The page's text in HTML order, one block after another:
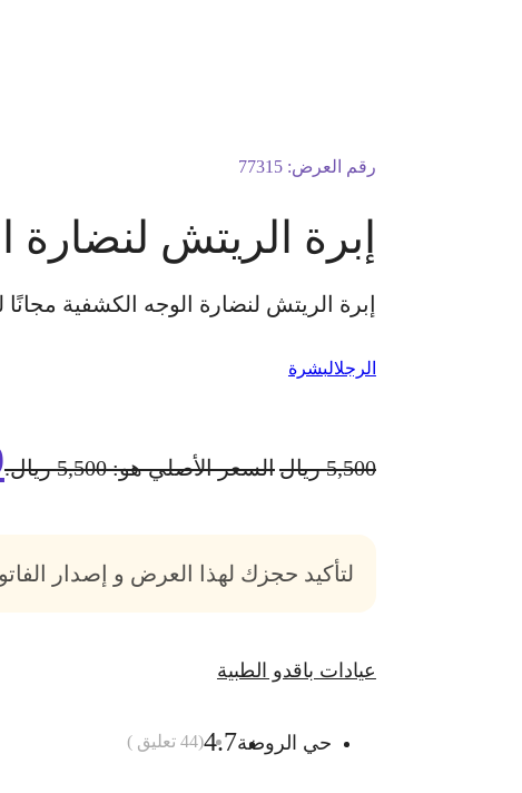
رقم العرض:77315
إبرة الريتش لنضارة
إبرة الريتش لنضارة الوجه الكشفية
الرجلالبشرة
5,500 ريالالسعر الأصلي هو: 5,500 ريال.
لتأكيد حجزك لهذا العرض و إصدار
عيادات باقدو الطبية
حي الروضة4.7
(
44 تعليق )